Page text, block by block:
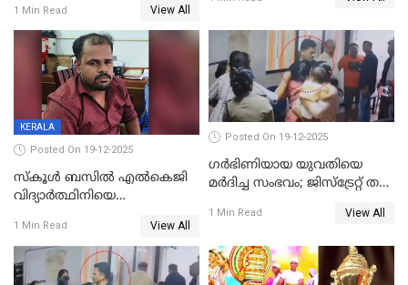
ക്രൂരകൊലപാതകത്തില്‍
സഹോദരിപുത്രന് ജീവപര്യന്തം
1 Min Read View All
നാൽപ്പതിലേറെ
റിപ്പോർട്ട്
KERALA
Posted On 19-12-2025
സ്കൂൾ ബസിൽ എൽകെജി
വിദ്യാര്‍ത്ഥിനിയെ
ക്ലീനര്‍ പിടിയിൽ
1 Min Read View All
Posted On 19-12-2025
ഗര്‍ഭിണിയായ യുവതിയെ
മര്‍ദിച്ച സംഭവം; ജിസ്‌ട്രേറ്റ് തല
യുവതി
1 Min Read View All